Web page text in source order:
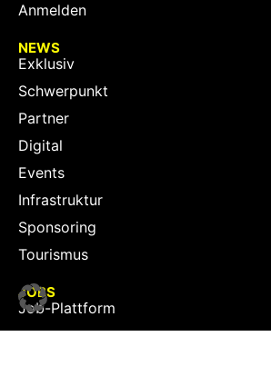
Anmelden
NEWS
Exklusiv
Schwerpunkt
Partner
Digital
Events
Infrastruktur
Sponsoring
Tourismus
JOBS
Job-Plattform